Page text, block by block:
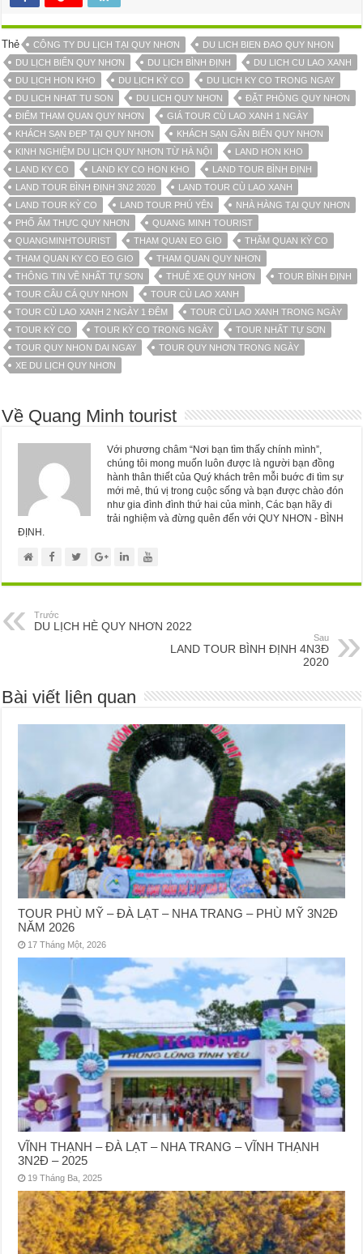
Thẻ CÔNG TY DU LỊCH TẠI QUY NHƠN
DU LICH BIEN ĐAO QUY NHON
DU LỊCH BIỂN QUY NHƠN
DU LỊCH BÌNH ĐỊNH
DU LICH CU LAO XANH
DU LỊCH HON KHO
DU LỊCH KỲ CO
DU LICH KY CO TRONG NGAY
DU LICH NHAT TU SON
DU LICH QUY NHƠN
ĐẶT PHÒNG QUY NHƠN
ĐIỂM THAM QUAN QUY NHƠN
GIÁ TOUR CÙ LAO XANH 1 NGÀY
KHÁCH SẠN ĐẸP TẠI QUY NHƠN
KHÁCH SẠN GẦN BIỂN QUY NHƠN
KINH NGHIỆM DU LỊCH QUY NHƠN TỪ HÀ NỘI
LAND HON KHO
LAND KY CO
LAND KY CO HON KHO
LAND TOUR BÌNH ĐỊNH
LAND TOUR BÌNH ĐỊNH 3N2 2020
LAND TOUR CÙ LAO XANH
LAND TOUR KỲ CO
LAND TOUR PHÚ YÊN
NHÀ HÀNG TẠI QUY NHƠN
PHỐ ẨM THỰC QUY NHƠN
QUANG MINH TOURIST
QUANGMINHTOURIST
THAM QUAN EO GIO
THĂM QUAN KỲ CO
THAM QUAN KY CO EO GIO
THAM QUAN QUY NHƠN
THÔNG TIN VỀ NHẤT TỰ SƠN
THUÊ XE QUY NHƠN
TOUR BÌNH ĐỊNH
TOUR CÂU CÁ QUY NHON
TOUR CÙ LAO XANH
TOUR CÙ LAO XANH 2 NGÀY 1 ĐÊM
TOUR CÙ LAO XANH TRONG NGÀY
TOUR KỲ CO
TOUR KỲ CO TRONG NGÀY
TOUR NHẤT TỰ SƠN
TOUR QUY NHON DAI NGAY
TOUR QUY NHƠN TRONG NGÀY
XE DU LỊCH QUY NHƠN
Về Quang Minh tourist
Với phương châm “Nơi bạn tìm thấy chính mình”,
chúng tôi mong muốn luôn được là người bạn đồng
hành thân thiết của Quý khách trên mỗi buớc đi tìm sự
mới mẻ, thú vị trong cuộc sống và bạn được chào đón
như gia đình đình thứ hai của mình, Các bạn hãy đi
trải nghiệm và đừng quên đến với QUY NHƠN - BÌNH
ĐỊNH.
Trước
DU LỊCH HÈ QUY NHƠN 2022
Sau
LAND TOUR BÌNH ĐỊNH 4N3Đ
2020
Bài viết liên quan
TOUR PHÙ MỸ – ĐÀ LẠT – NHA TRANG – PHÙ MỸ 3N2Đ
NĂM 2026
17 Tháng Một, 2026
VĨNH THẠNH – ĐÀ LẠT – NHA TRANG – VĨNH THẠNH
3N2Đ – 2025
19 Tháng Ba, 2025